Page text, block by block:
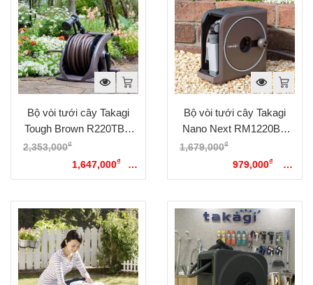
Bộ vòi tưới cây Takagi
Tough Brown R220TBR
Nhật Bản, dài 20M
2,353,000₫
2,353,000₫.1,647,000₫
Giá
hiện tại là: 1,647,000₫.
Bộ vòi tưới cây Takagi
Nano Next RM1220BR
dài 20 mét, 4 chế độ phun
1,679,000₫
1,679,000₫.979,000₫
Giá
hiện tại là: 979,000₫.